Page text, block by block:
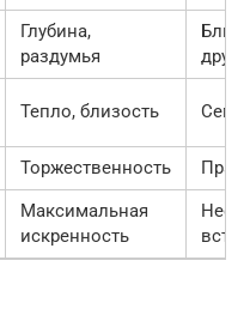
Глубина,
раздумья
Тепло, близость
Торжественность
Максимальная
искренность